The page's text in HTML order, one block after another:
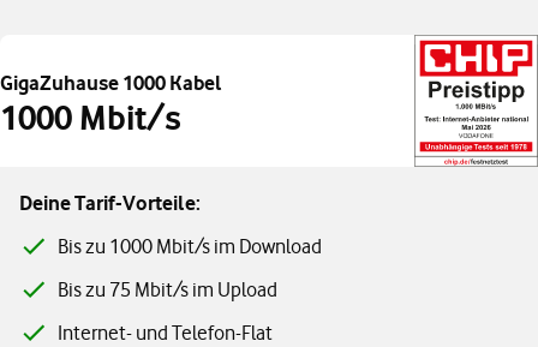
GigaZuhause 1000 Kabel
1000 Mbit/s
Deine Tarif-Vorteile:
Bis zu 1000 Mbit/s im Download
Bis zu 75 Mbit/s im Upload
Internet- und Telefon-Flat